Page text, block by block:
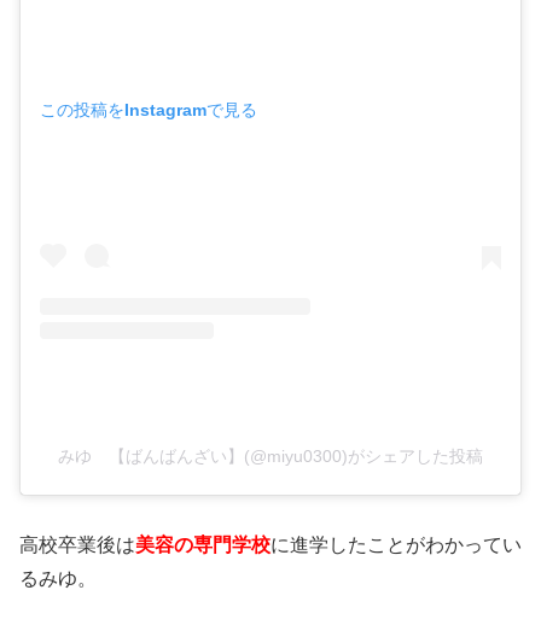
この投稿をInstagramで見る
みゆ 【ばんばんざい】(@miyu0300)がシェアした投稿
高校卒業後は美容の専門学校に進学したことがわかってい
るみゆ。